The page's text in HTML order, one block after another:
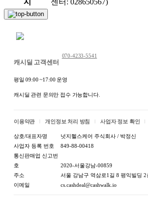
지
센터: 028650567)
캐시딜 고객센터
070-4233-5541
평일 09:00 ~17:00 운영
캐시딜 관련 문의만 접수 가능합니다.
이용약관 개인정보 처리 방침 사업자 정보 확인
상호/대표자명
넛지헬스케어 주식회사 / 박정신
사업자 등록 번호
849-88-00418
통신판매업 신고번
호
2020-서울강남-00859
주소
서울 강남구 역삼로1길 8 평익빌딩
이메일
cs.cashdeal@cashwalk.io